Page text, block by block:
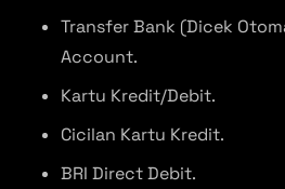
Transfer Bank (Dicek
Account.
Kartu Kredit/Debit.
Cicilan Kartu Kredit.
BRI Direct Debit.